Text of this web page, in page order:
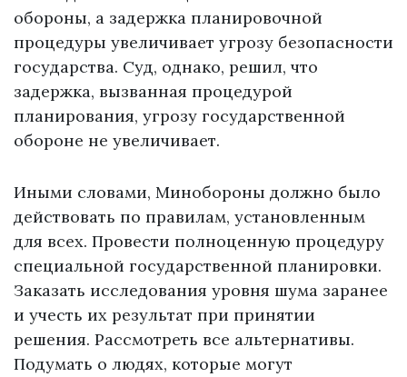
обороны, а задержка планировочной
процедуры увеличивает угрозу безопасности
государства. Суд, однако, решил, что
задержка, вызванная процедурой
планирования, угрозу государственной
обороне не увеличивает.
Иными словами, Минобороны должно было
действовать по правилам, установленным
для всех. Провести полноценную процедуру
специальной государственной планировки.
Заказать исследования уровня шума заранее
и учесть их результат при принятии
решения. Рассмотреть все альтернативы.
Подумать о людях, которые могут